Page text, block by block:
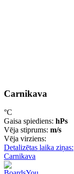
Carnikava
°C
Gaisa spiediens: hPs
Vēja stiprums: m/s
Vēja virziens:
Detalizētas laika ziņas:
Carnikava